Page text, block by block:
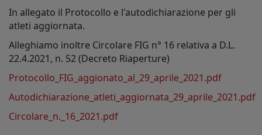
In allegato il Protocollo e l'autodichiarazione per gli
atleti aggiornata.
Alleghiamo inoltre Circolare FIG n° 16 relativa a D.L.
22.4.2021, n. 52 (Decreto Riaperture)
Protocollo_FIG_aggionato_al_29_aprile_2021.pdf
Autodichiarazione_atleti_aggiornata_29_aprile_2021.pdf
Circolare_n._16_2021.pdf